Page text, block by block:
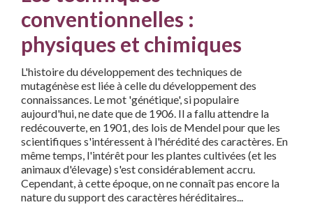
conventionnelles :
physiques et chimiques
L'histoire du développement des techniques de
mutagénèse est liée à celle du développement des
connaissances. Le mot 'génétique', si populaire
aujourd'hui, ne date que de 1906. Il a fallu attendre la
redécouverte, en 1901, des lois de Mendel pour que les
scientifiques s'intéressent à l'hérédité des caractères. En
même temps, l'intérêt pour les plantes cultivées (et les
animaux d'élevage) s'est considérablement accru.
Cependant, à cette époque, on ne connaît pas encore la
nature du support des caractères héréditaires...